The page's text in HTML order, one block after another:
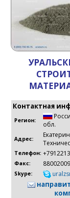
Контактная
Регион:
обл.
Адрес:
Телефон:
Факс:
Skype: